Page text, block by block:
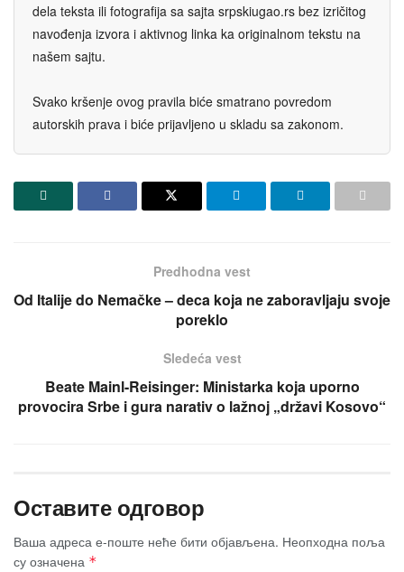
dela teksta ili fotografija sa sajta srpskiugao.rs bez izričitog
navođenja izvora i aktivnog linka ka originalnom tekstu na
našem sajtu.
Svako kršenje ovog pravila biće smatrano povredom
autorskih prava i biće prijavljeno u skladu sa zakonom.
Predhodna vest
Od Italije do Nemačke – deca koja ne zaboravljaju svoje
poreklo
Sledeća vest
Beate Mainl-Reisinger: Ministarka koja uporno
provocira Srbe i gura narativ o lažnoj „državi Kosovo“
Оставите одговор
Ваша адреса е-поште неће бити објављена. Неопходна поља
су означена *